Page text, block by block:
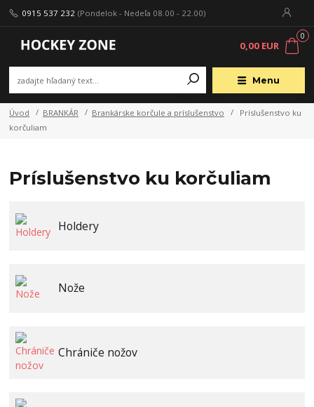
Menu
0915 537 232 (Pondelok - Nedeľa 08.00 - 22.00)
0
0,00 EUR
Úvod BRANKÁR Brankárske korčule a príslušenstvo
Príslušenstvo ku
korčuliam
Príslušenstvo ku korčuliam
Holdery
Nože
Chrániče nožov